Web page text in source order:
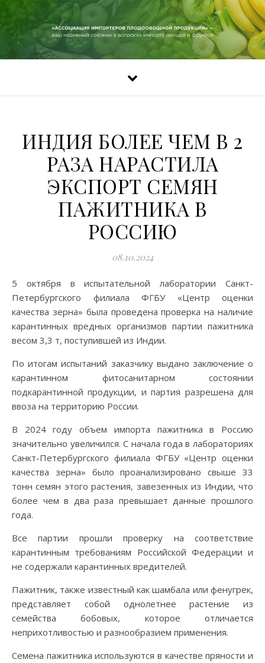
ИНДИЯ БОЛЕЕ ЧЕМ В 2
РАЗА НАРАСТИЛА
ЭКСПОРТ СЕМЯН
ПАЖИТНИКА В
РОССИЮ
08.10.2024
5 октября в испытательной лаборатории Санкт-
Петербургского филиала ФГБУ «Центр оценки
качества зерна» была проведена проверка на наличие
карантинных вредных организмов партии пажитника
весом 3,3 т, поступившей из Индии.
По итогам испытаний заказчику выдано заключение о
карантинном фитосанитарном состоянии
подкарантинной продукции, и партия разрешена для
ввоза на территорию России.
В 2024 году объем импорта пажитника в Россию
значительно увеличился. С начала года в лабораториях
Санкт-Петербургского филиала ФГБУ «Центр оценки
качества зерна» было проанализировано свыше 33
тонн семян этого растения, завезенных из Индии, что
более чем в два раза превышает данные прошлого
года.
Все партии прошли проверку на соответствие
карантинным требованиям Российской Федерации и
не содержали карантинных вредителей.
Пажитник, также известный как шамбала или фенугрек,
представляет собой однолетнее растение из
семейства бобовых, которое отличается
неприхотливостью и разнообразием применения.
Семена пажитника используются в качестве пряности и